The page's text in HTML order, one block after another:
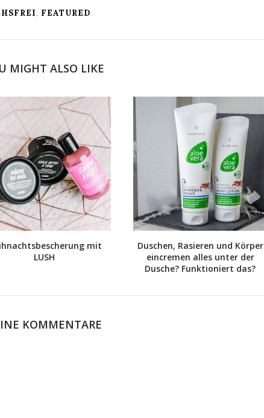
, FEATURED
MIGHT ALSO LIKE
mit
LUSH
Duschen, Rasieren und Körper
eincremen alles unter der
Dusche? Funktioniert das?
KOMMENTARE